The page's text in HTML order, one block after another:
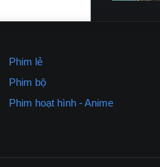
Phim lẻ
Phim bộ
Phim hoạt hình - Anime